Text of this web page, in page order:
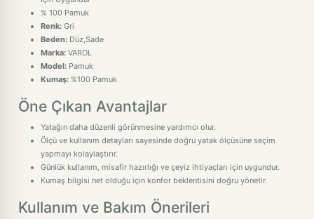
% 100 Pamuk
Renk: Gri
Beden: Düz,Sade
Marka: VAROL
Model: Pamuk
Kumaş: %100 Pamuk
Öne Çıkan Avantajlar
Yatağın daha düzenli görünmesine yardımcı olur.
Ölçü ve kullanım detayları sayesinde doğru yatak ölçüsüne seçim
yapmayı kolaylaştırır.
Günlük kullanım, misafir hazırlığı ve çeyiz ihtiyaçları için uygundur.
Kumaş bilgisi net olduğu için konfor beklentisini doğru yönetir.
Kullanım ve Bakım Önerileri